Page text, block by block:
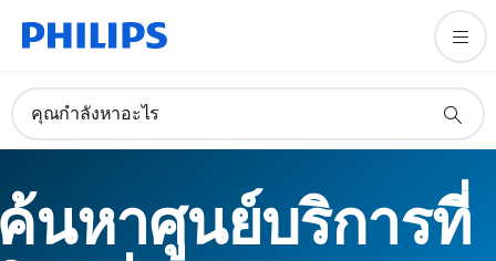
คุณกำลังหาอะไร
นหาศูนย์บริการที่